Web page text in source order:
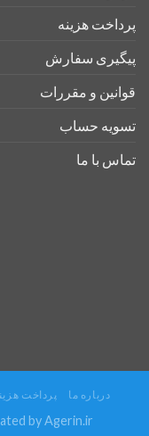
پرداخت هزینه
پیگیری سفارش
قوانین و مقررات
تسویه حساب
تماس با ما
درباره ما پرداخت
byAgerin.ir